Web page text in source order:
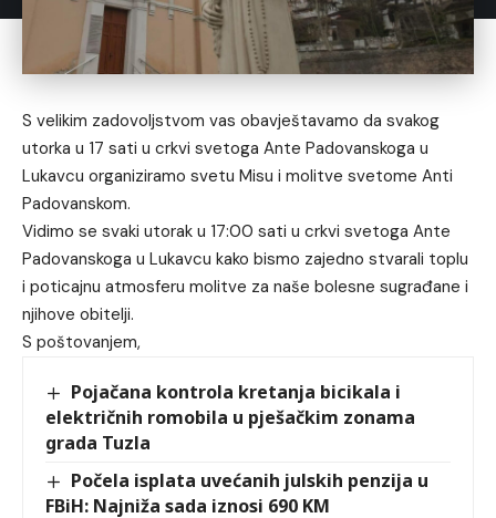
S velikim zadovoljstvom vas obavještavamo da svakog
utorka u 17 sati u crkvi svetoga Ante Padovanskoga u
Lukavcu organiziramo svetu Misu i molitve svetome Anti
Padovanskom.
Vidimo se svaki utorak u 17:00 sati u crkvi svetoga Ante
Padovanskoga u Lukavcu kako bismo zajedno stvarali toplu
i poticajnu atmosferu molitve za naše bolesne sugrađane i
njihove obitelji.
S poštovanjem,
Pojačana kontrola kretanja bicikala i
električnih romobila u pješačkim zonama
grada Tuzla
Počela isplata uvećanih julskih penzija u
FBiH: Najniža sada iznosi 690 KM